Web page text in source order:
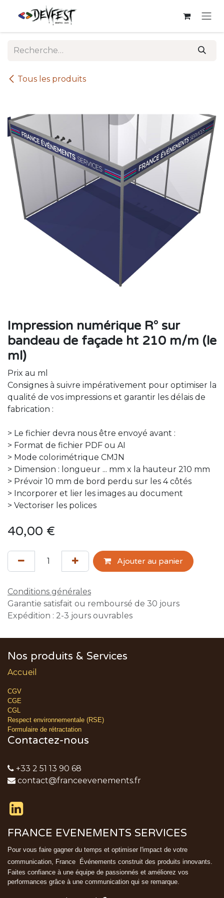
Se rendre au contenu
Tous les produits
Impression numérique R° sur
bandeau de façade ht 210 m/m (le
ml)
Prix au ml
Consignes à suivre impérativement pour optimiser la
qualité de vos impressions et garantir les délais de
fabrication :
> Le fichier devra nous être envoyé avant :
> Format de fichier PDF ou AI
> Mode colorimétrique CMJN
> Dimension : longueur ... mm x la hauteur 210 mm
> Prévoir 10 mm de bord perdu sur les 4 côtés
> Incorporer et lier les images au document
> Vectoriser les polices
40,00 €
Ajouter au panier
Conditions générales
Garantie satisfait ou remboursé de 30 jours
Expédition : 2-3 jours ouvrables
Nos produits & Services
Accueil
CGV
CGE
CGL
Respect environnementale (RSE)
Formulaire de rétractation
Contactez-nous
+33 2 51 13 90 68
contact@franceevenements.fr
FRANCE EVENEMENTS SERVICES
Pour vous faire gagner du temps et optimiser l'impact de votre
communication, France
Événements construit des produits innovants.
Faites confiance à une équipe de passionnés et améliorez vos
performances grâce à une communication qui se remarque.